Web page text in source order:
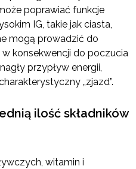
poprawiać funkcje
IG, takie jak ciasta,
mogą prowadzić do
konsekwencji do poczucia
przypływ energii,
„zjazd”.
ilość składników
witamin i